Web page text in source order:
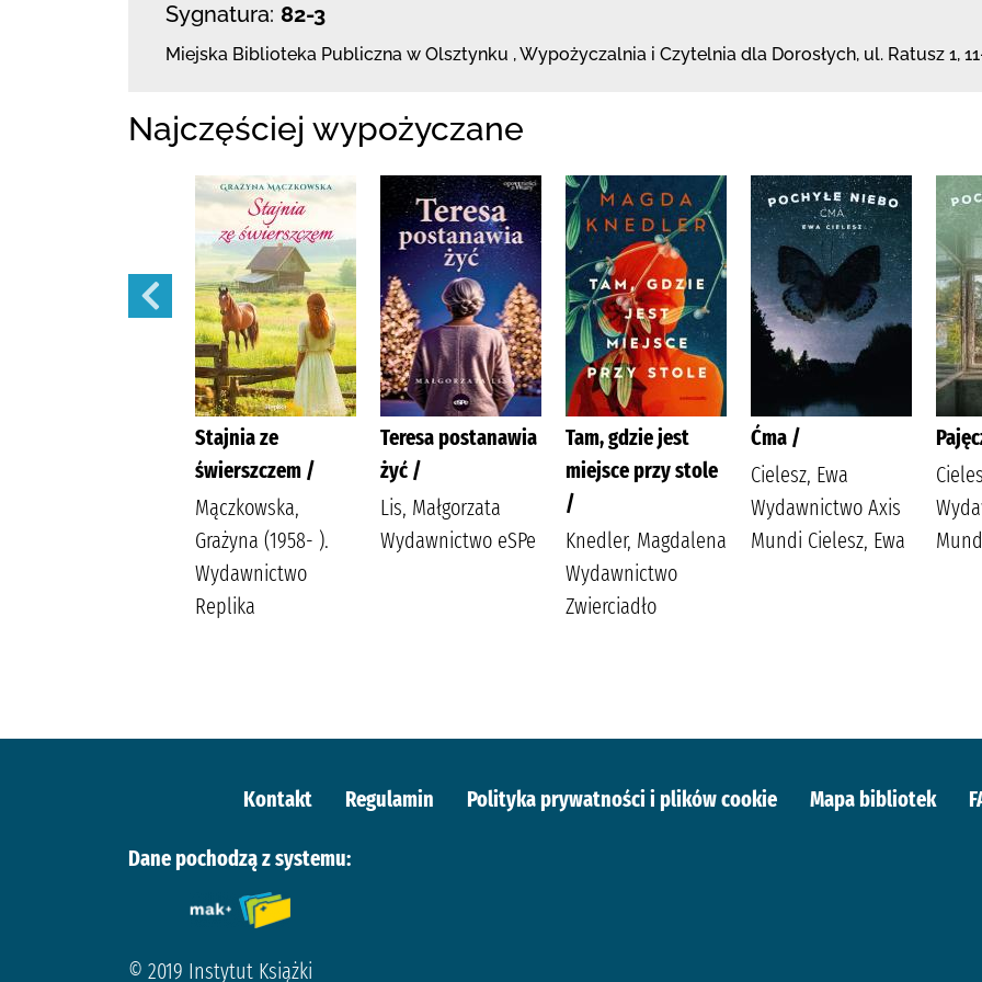
Sygnatura: 82-3
Miejska Biblioteka Publiczna w Olsztynku ,Wypożyczalnia i Czytelnia dla Dorosłych, ul. Ratusz 1,
Najczęściej wypożyczane
Stajnia ze
świerszczem /
Mączkowska,
Grażyna (1958- ).
Wydawnictwo
Replika
Teresa postanawia
żyć /
Lis, Małgorzata
Wydawnictwo eSPe
Tam, gdzie jest
miejsce przy stole
/
Knedler, Magdalena
Wydawnictwo
Zwierciadło
Ćma /
Cielesz, Ewa
Wydawnictwo Axis
Mundi Cielesz, Ewa
Kontakt Regulamin Polityka prywatności i plików cookie Mapa bibliotek
Dane pochodzą z systemu:
© 2019 Instytut Książki